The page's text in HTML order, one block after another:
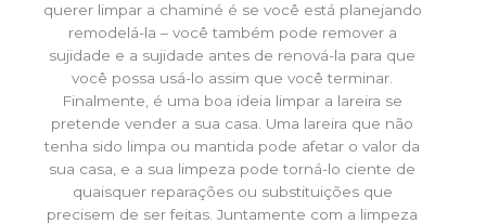
querer limpar a chaminé é se você está planejando
remodelá-la – você também pode remover a
sujidade e a sujidade antes de renová-la para que
você possa usá-lo assim que você terminar.
Finalmente, é uma boa ideia limpar a lareira se
pretende vender a sua casa. Uma lareira que não
tenha sido limpa ou mantida pode afetar o valor da
sua casa, e a sua limpeza pode torná-lo ciente de
quaisquer reparações ou substituições que
precisem de ser feitas. Juntamente com a limpeza